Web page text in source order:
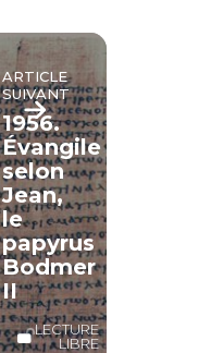
ARTICLE
SUIVANT
1956.
Évangile
selon
Jean,
le
papyrus
Bodmer
II
LECTURE
LIBRE